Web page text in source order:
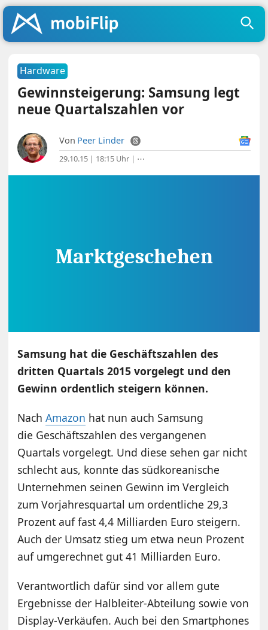
Hardware
Gewinnsteigerung: Samsung legt
neue Quartalszahlen vor
Von Peer Linder
29.10.15 | 18:15 Uhr | ⋯
Samsung hat die Geschäftszahlen des
dritten Quartals 2015 vorgelegt und den
Gewinn ordentlich steigern können.
NachAmazon hat nun auch Samsung
die Geschäftszahlen des vergangenen
Quartals vorgelegt. Und diese sehen gar nicht
schlecht aus, konnte das südkoreanische
Unternehmen seinen Gewinn im Vergleich
zum Vorjahresquartal um ordentliche 29,3
Prozent auf fast 4,4 Milliarden Euro steigern.
Auch der Umsatz stieg um etwa neun Prozent
auf umgerechnet gut 41 Milliarden Euro.
Verantwortlich dafür sind vor allem gute
Ergebnisse der Halbleiter-Abteilung sowie von
Display-Verkäufen. Auch bei den Smartphones